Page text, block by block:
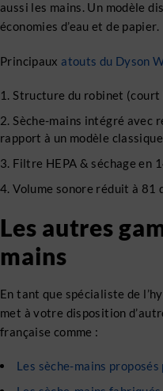
aussi les mains. Un modèle
économies d’eau et de papier.
Principaux atouts du Dyson
Structure du robinet (court
Sèche-mains intégré avec
rapport à un modèle classique
Filtre HEPA & séchage en
Volume sonore réduit à 81
Les autres
mains
En tant que spécialiste de
met à votre disposition
française comme :
Les sèche-mains